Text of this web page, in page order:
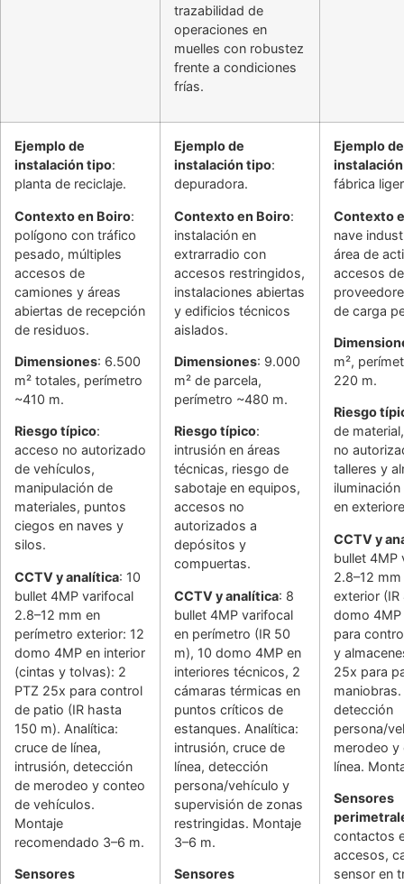
trazabilidad de
operaciones en
muelles con robustez
frente a condiciones
frías.
Ejemplo de
instalación tipo:
planta de reciclaje.
Contexto en Boiro:
polígono con tráfico
pesado, múltiples
accesos de
camiones y áreas
abiertas de recepción
de residuos.
Dimensiones: 6.500
m² totales, perímetro
~410 m.
Riesgo típico:
acceso no autorizado
de vehículos,
manipulación de
materiales, puntos
ciegos en naves y
silos.
CCTV y analítica: 10
bullet 4MP varifocal
2.8–12 mm en
perímetro exterior: 12
domo 4MP en interior
(cintas y tolvas): 2
PTZ 25x para control
de patio (IR hasta
150 m). Analítica:
cruce de línea,
intrusión, detección
de merodeo y conteo
de vehículos.
Montaje
recomendado 3–6 m.
Sensores
Ejemplo de
instalación tipo:
depuradora.
Contexto en Boiro:
instalación en
extrarradio con
accesos restringidos,
instalaciones abiertas
y edificios técnicos
aislados.
Dimensiones: 9.000
m² de parcela,
perímetro ~480 m.
Riesgo típico:
intrusión en áreas
técnicas, riesgo de
sabotaje en equipos,
accesos no
autorizados a
depósitos y
compuertas.
CCTV y analítica: 8
bullet 4MP varifocal
en perímetro (IR 50
m), 10 domo 4MP en
interiores técnicos, 2
cámaras térmicas en
puntos críticos de
estanques. Analítica:
intrusión, cruce de
línea, detección
persona/vehículo y
supervisión de zonas
restringidas. Montaje
3–6 m.
Sensores
Ejemplo de
fábrica
Contexto
nave
área de
accesos de
de carga
m²,
220 m.
Riesgo
de
no
talleres y
en
CCTV y
bullet 4MP
2.8–12 mm
exterior
domo 4MP
para
y
25x para
detección
persona/
merodeo y
línea.
Sensores
contactos
accesos,
sensor en